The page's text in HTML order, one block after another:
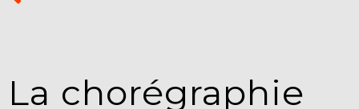
La chorégraphie